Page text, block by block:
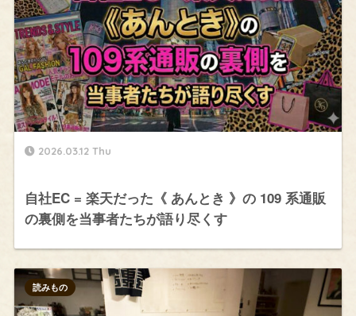
2026.03.12 Thu
自社EC = 楽天だった《 あんとき 》の 109 系通販
の裏側を当事者たちが語り尽くす
読みもの